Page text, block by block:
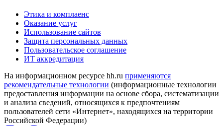
Этика и комплаенс
Оказание услуг
Использование сайтов
Защита персональных данных
Пользовательское соглашение
ИТ аккредитация
На информационном ресурсе hh.ru применяются
рекомендательные технологии (информационные технологии
предоставления информации на основе сбора, систематизации
и анализа сведений, относящихся к предпочтениям
пользователей сети «Интернет», находящихся на территории
Российской Федерации)